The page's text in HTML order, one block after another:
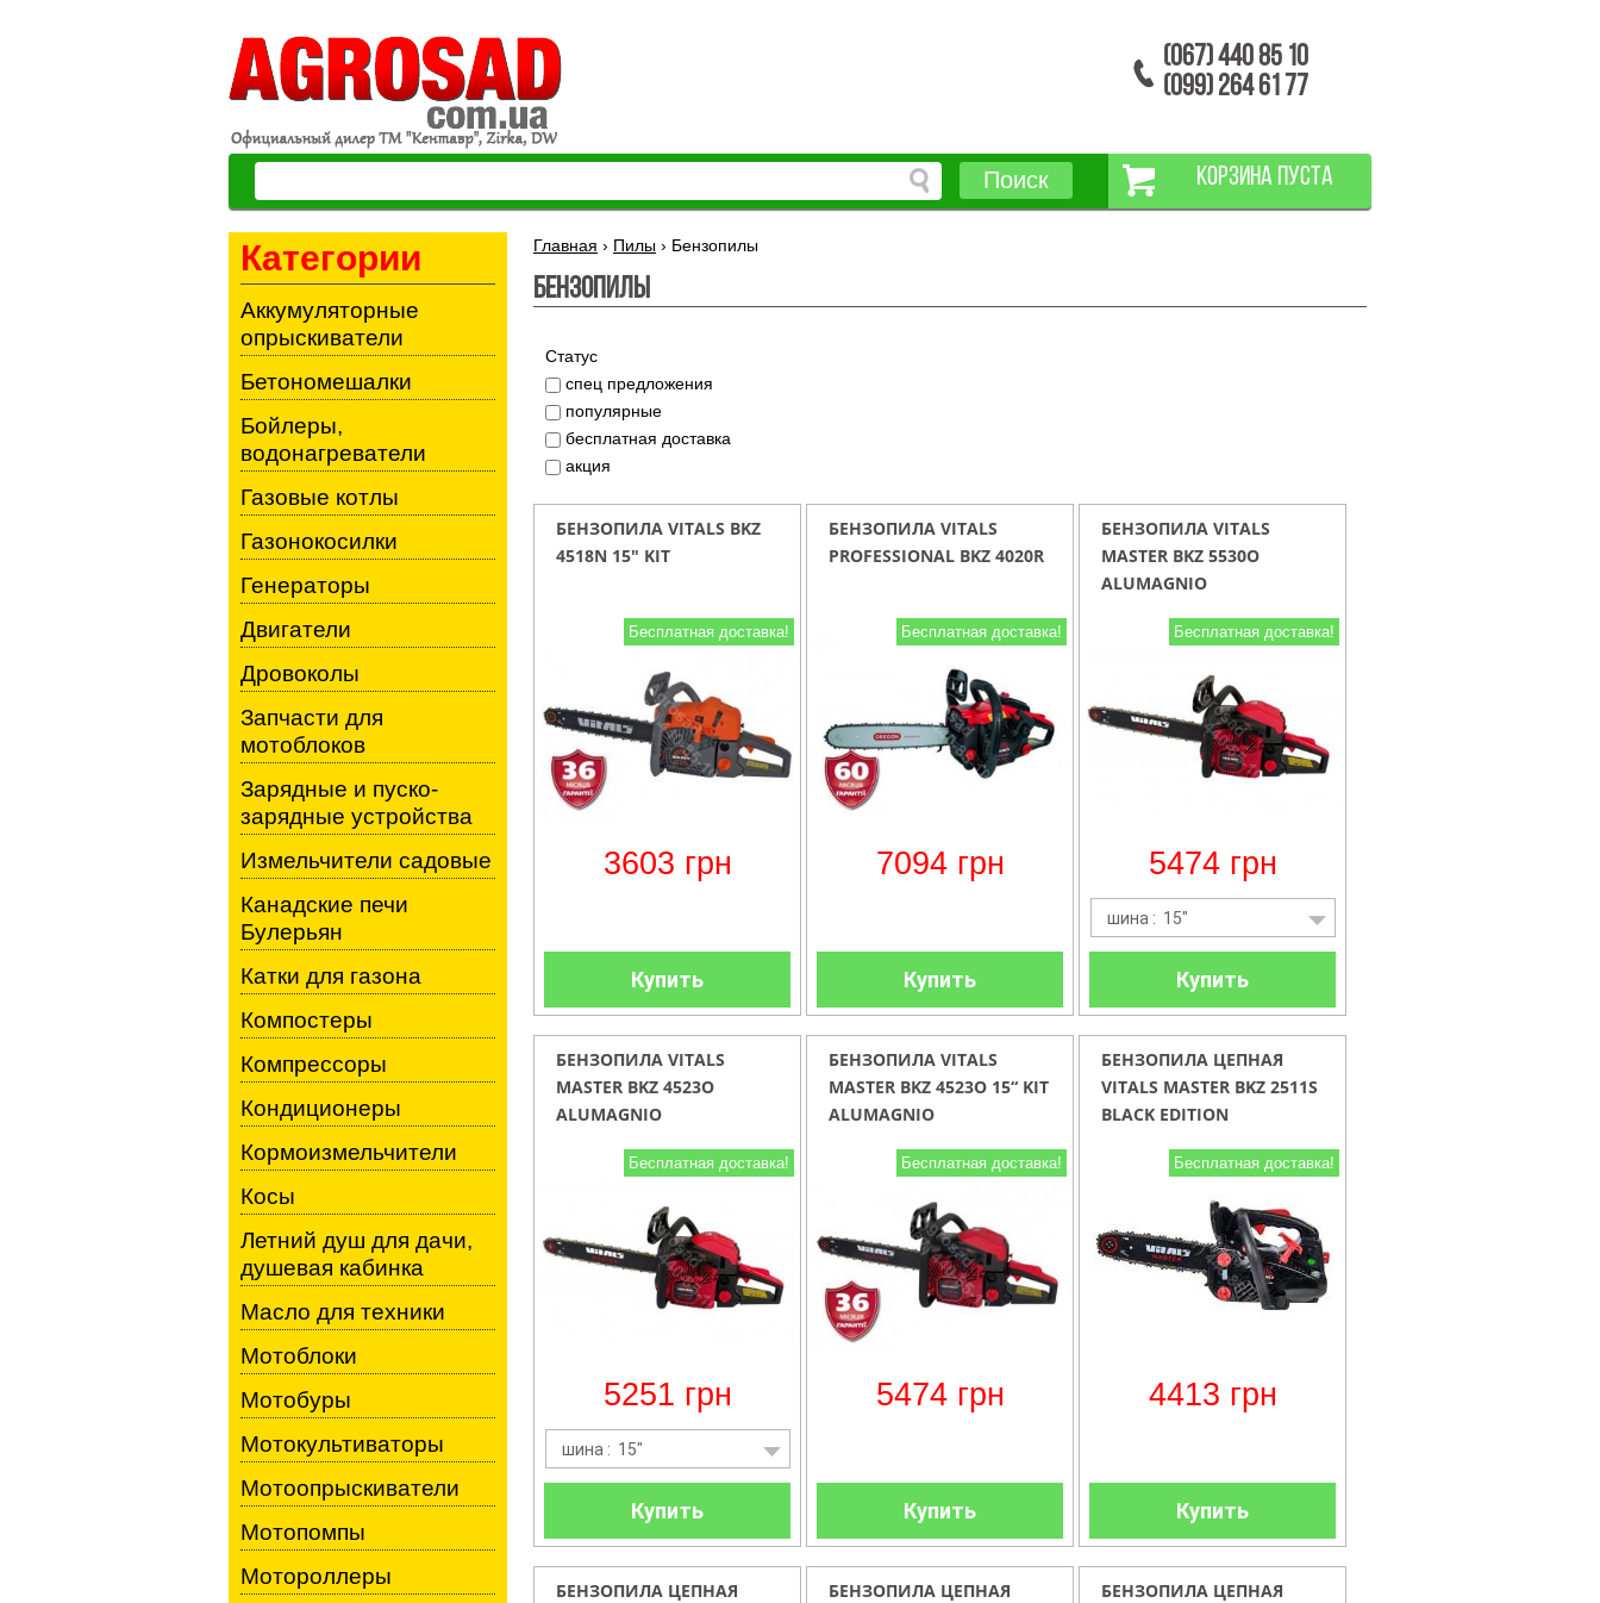
(067) 440 85 10
(099) 264 61 77
Поиск КОРЗИНА ПУСТА
Главная › Пилы › Бензопилы
Бензопилы
Статус
спец предложения
популярные
бесплатная доставка
акция
БЕНЗОПИЛА VITALS BKZ
4518N 15" KIT
Бесплатная доставка!
3603 грн
Купить
БЕНЗОПИЛА VITALS
PROFESSIONAL BKZ 4020R
Бесплатная доставка!
7094 грн
Купить
БЕНЗОПИЛА VITALS
MASTER BKZ 5530O
ALUMAGNIO
Бесплатная доставка!
5474 грн
шина : 15"
Купить
БЕНЗОПИЛА VITALS
MASTER BKZ 4523O
ALUMAGNIO
Бесплатная доставка!
5251 грн
шина : 15"
Купить
БЕНЗОПИЛА VITALS
MASTER BKZ 4523O 15“ KIT
ALUMAGNIO
Бесплатная доставка!
5474 грн
Купить
БЕНЗОПИЛА ЦЕПНАЯ
VITALS MASTER BKZ 2511S
BLACK EDITION
Бесплатная доставка!
4413 грн
Купить
БЕНЗОПИЛА ЦЕПНАЯ
БЕНЗОПИЛА ЦЕПНАЯ
БЕНЗОПИЛА ЦЕПНАЯ
Категории
Аккумуляторные
опрыскиватели
Бетономешалки
Бойлеры,
водонагреватели
Газовые котлы
Газонокосилки
Генераторы
Двигатели
Дровоколы
Запчасти для
мотоблоков
Зарядные и пуско-
зарядные устройства
Измельчители садовые
Канадские печи
Булерьян
Катки для газона
Компостеры
Компрессоры
Кондиционеры
Кормоизмельчители
Косы
Летний душ для дачи,
душевая кабинка
Масло для техники
Мотоблоки
Мотобуры
Мотокультиваторы
Мотоопрыскиватели
Мотопомпы
Мотороллеры